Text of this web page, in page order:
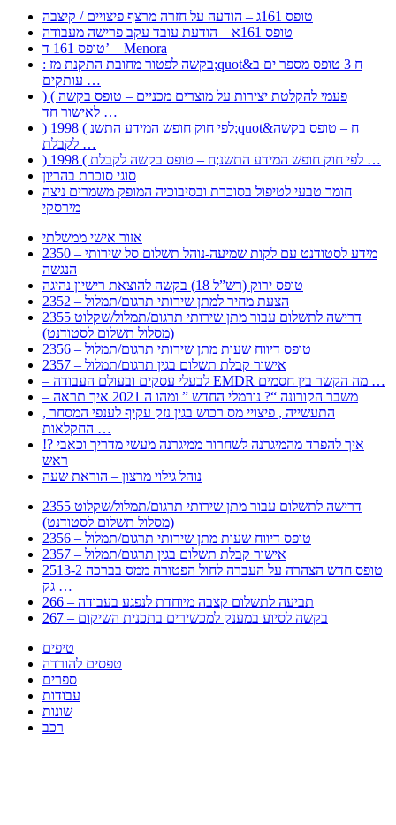
טופס 161ג – הודעה על חזרה מרצף פיצויים / קיצבה
טופס 161א – הודעת עובד עקב פרישה מעבודה
טופס 161 ד’ – Menora
: בקשה לפטור מחובת התקנת מז;quot&ח 3 טופס מספר ים ב
עותקים …
) ( פעמי להקלטת יצירות על מוצרים מכניים – טופס בקשה
לאישור חד …
) 1998 ( לפי חוק חופש המידע התשנ;quot&ח – טופס בקשה
לקבלת …
) 1998 ( לפי חוק חופש המידע התשנ;ח – טופס בקשה לקבלת …
סוגי סוכרת בהריון
חומר טבעי לטיפול בסוכרת ובסיבוכיה המופק משמרים ניצה
מירסקי
אזור אישי ממשלתי
2350 – מידע לסטודנט עם לקות שמיעה-נוהל תשלום סל שירותי
הנגשה
טופס ירוק (רש”ל 18) בקשה להוצאת רישיון נהיגה
2352 – הצעת מחיר למתן שירותי תרגום/תמלול
2355 דרישה לתשלום עבור מתן שירותי תרגום/תמלול/שקלוט
(מסלול תשלום לסטודנט)
2356 – טופס דיווח שעות מתן שירותי תרגום/תמלול
2357 – אישור קבלת תשלום בגין תרגום/תמלול
– לבעלי עסקים ובעולם העבודה EMDR מה הקשר בין חסמים …
– משבר הקורונה “? נורמלי החדש ” ומהו ה 2021 איך תראה
, התעשייה , פיצויי מס רכוש בגין נזק עקיף לענפי המסחר
החקלאות …
!? איך להפרד מהמיגרנה לשחרור ממיגרנה מעשי מדריך וכאבי
ראש
נוהל גילוי מרצון – הוראת שעה
2355 דרישה לתשלום עבור מתן שירותי תרגום/תמלול/שקלוט
(מסלול תשלום לסטודנט)
2356 – טופס דיווח שעות מתן שירותי תרגום/תמלול
2357 – אישור קבלת תשלום בגין תרגום/תמלול
2513-2 טופס חדש הצהרה על העברה לחול הפטורה ממס בברכה
גק …
266 – תביעה לתשלום קצבה מיוחדת לנפגע בעבודה
267 – בקשה לסיוע במענק למכשירים בתכנית השיקום
טיפים
טפסים להורדה
ספרים
עבודות
שונות
רכב